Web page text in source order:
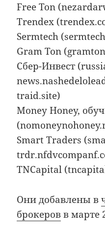
Free Ton
Trendex
Sermtech
Gram Ton
Сбер-Инвест
traid.site)
Money Honey,
Smart Traders
TNCapital
Они добавлены в
брокеровв марте